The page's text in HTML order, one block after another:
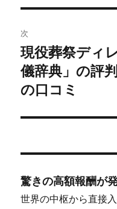
ゲ
ー
シ
ョ
ン
稿:
次
次
の
投
現役葬祭ディ
儀辞典」の評
の口コミ
驚きの高額報酬が
世界の中枢から直接